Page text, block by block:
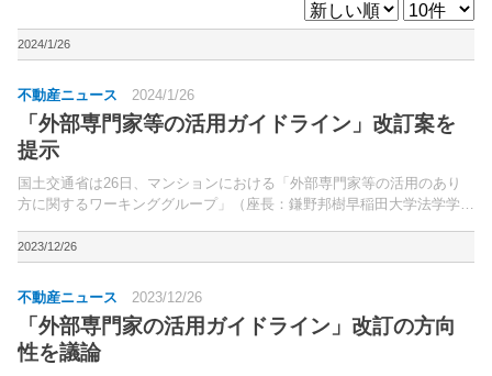
野村不動産 ZEH [+]
2024/1/26
不動産ニュース 2024/1/26
「外部専門家等の活用ガイドライン」改訂案を
提示
国土交通省は26日、マンションにおける「外部専門家等の活用のあり
方に関するワーキンググループ」（座長：鎌野邦樹早稲田大学法学学術
ドライン」改訂案を提示した。
2023/12/26
不動産ニュース 2023/12/26
「外部専門家の活用ガイドライン」改訂の方向
性を議論